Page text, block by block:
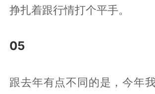
挣扎着跟行情打个平手。
05
跟去年有点不同的是，今年